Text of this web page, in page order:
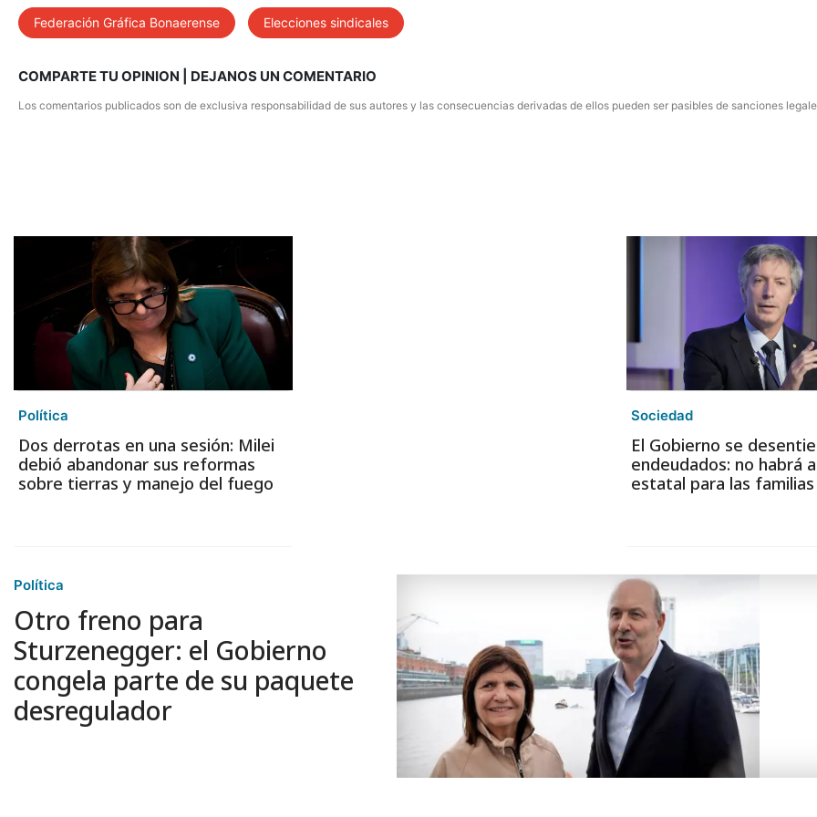
Federación Gráfica Bonaerense Elecciones sindicales
COMPARTE TU OPINION | DEJANOS UN COMENTARIO
Los comentarios publicados son de exclusiva responsabilidad de sus autores y las consecuencias derivadas de ellos pueden ser pasibles de sanciones
Política
Dos derrotas en una sesión: Milei
debió abandonar sus reformas
sobre tierras y manejo del fuego
Sociedad
El Gobierno se
endeudados: no habrá
estatal para las
Política
Otro freno para
Sturzenegger: el Gobierno
congela parte de su paquete
desregulador